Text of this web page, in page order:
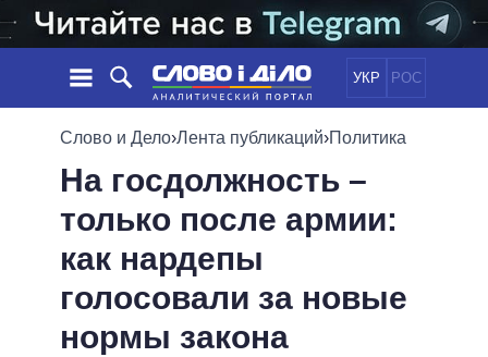
УКР РОС
НОВОСТИ
ЛЕНТА
СОБЫТИЯ
СТАТЬИ
ОБЗОРЫ
ДАЙДЖЕСТЫ
ПОЛИТИКА
ЭКОНОМИКА
ОБЕЩАНИЯ
ПОЛИТИКИ
ВСЕ ПОЛИТИКИ
ПРЕЗИДЕНТ И ОФИС
ВЕРХОВНАЯ РАДА
ИНФОГРАФИКА
ВИДЕО
Слово и Дело›Лента публикаций›Политика
На госдолжность –
только после армии:
как нардепы
голосовали за новые
нормы закона